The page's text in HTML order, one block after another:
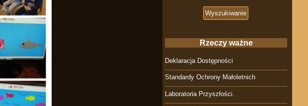
Rzeczy ważne
Deklaracja Dostępności
Standardy Ochrony Małoletnich
Laboratoria Przyszłości.